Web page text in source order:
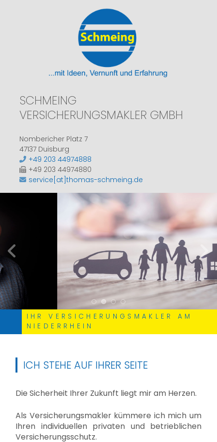
SCHMEING
VERSICHERUNGSMAKLER GMBH
Nombericher Platz 7
47137 Duisburg
+49 203 44974888
+49 203 44974880
service[at]thomas-schmeing.de
zurück
IHR VERSICHERUNGSMAKLER AM
NIEDERRHEIN
ICH STEHE AUF IHRER SEITE
Die Sicherheit Ihrer Zukunft liegt mir am Herzen.
Als Versicherungsmakler kümmere ich mich um
Ihren individuellen privaten und betrieblichen
Versicherungsschutz.